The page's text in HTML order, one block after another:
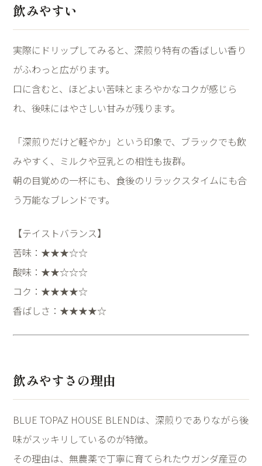
飲みやすい
実際にドリップしてみると、深煎り特有の香ばしい香り
がふわっと広がります。
口に含むと、ほどよい苦味とまろやかなコクが感じら
れ、後味にはやさしい甘みが残ります。
「深煎りだけど軽やか」という印象で、ブラックでも飲
みやすく、ミルクや豆乳との相性も抜群。
朝の目覚めの一杯にも、食後のリラックスタイムにも合
う万能なブレンドです。
【テイストバランス】
苦味：★★★☆☆
酸味：★★☆☆☆
コク：★★★★☆
香ばしさ：★★★★☆
飲みやすさの理由
BLUE TOPAZ HOUSE BLENDは、深煎りでありながら後
味がスッキリしているのが特徴。
その理由は、無農薬で丁寧に育てられたウガンダ産豆の